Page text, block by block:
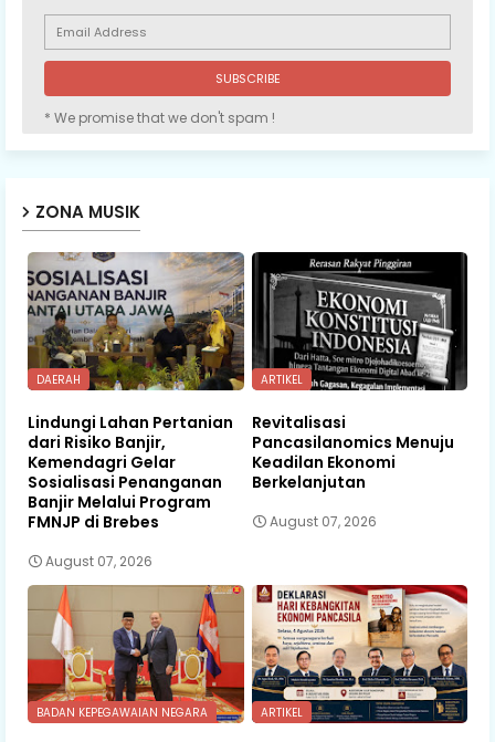
* We promise that we don't spam !
ZONA MUSIK
DAERAH
Lindungi Lahan Pertanian
dari Risiko Banjir,
Kemendagri Gelar
Sosialisasi Penanganan
Banjir Melalui Program
FMNJP di Brebes
August 07, 2026
ARTIKEL
Revitalisasi
Pancasilanomics Menuju
Keadilan Ekonomi
Berkelanjutan
August 07, 2026
BADAN KEPEGAWAIAN NEGARA ARTIKEL